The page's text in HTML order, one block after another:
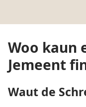
Woo kaun
Jemeent
Waut de